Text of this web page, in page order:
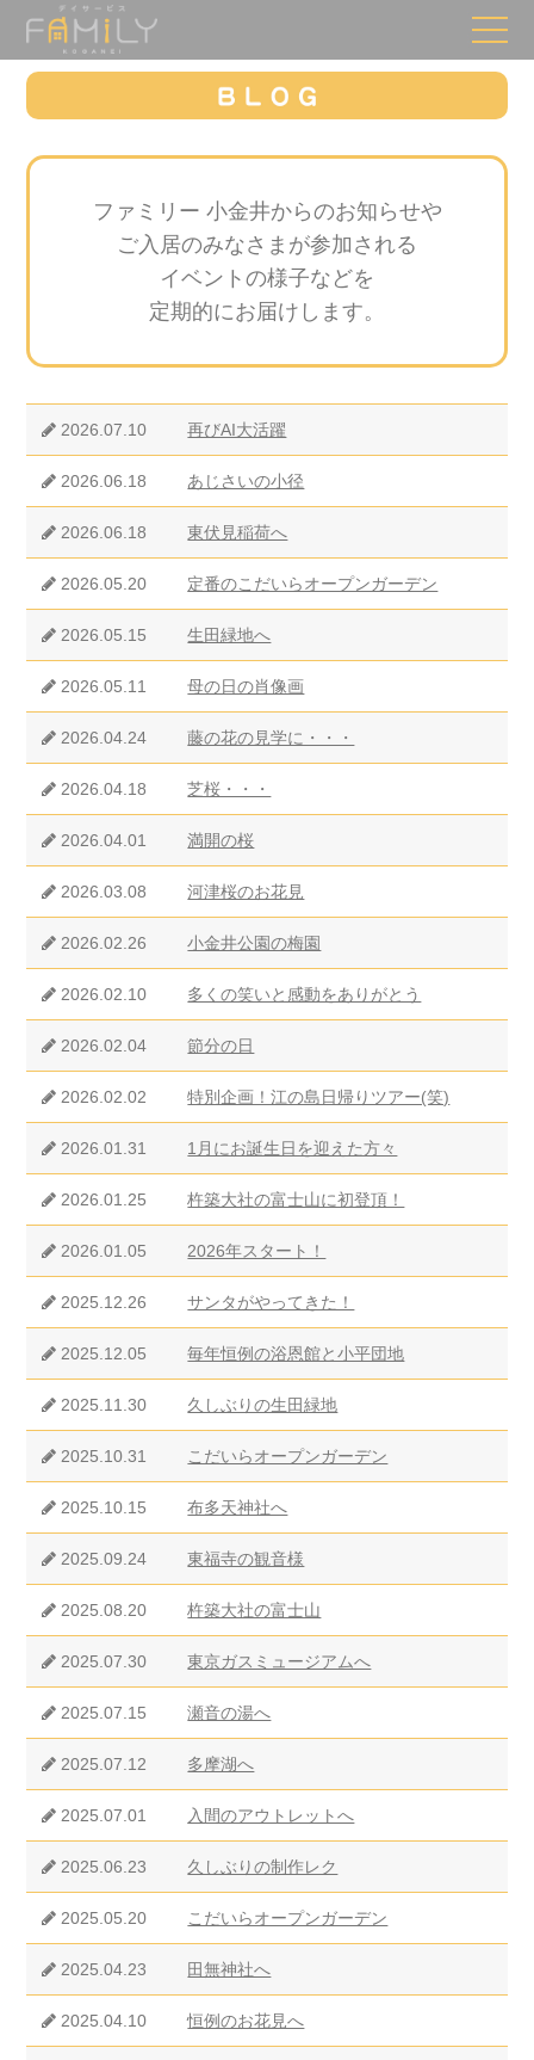
ファミリー 小金井からのお知らせや
ご入居のみなさまが参加される
イベントの様子などを
定期的にお届けします。
2026.07.10 再びAI大活躍
2026.06.18 あじさいの小径
2026.06.18 東伏見稲荷へ
2026.05.20 定番のこだいらオープンガーデン
2026.05.15 生田緑地へ
2026.05.11 母の日の肖像画
2026.04.24 藤の花の見学に・・・
2026.04.18 芝桜・・・
2026.04.01 満開の桜
2026.03.08 河津桜のお花見
2026.02.26 小金井公園の梅園
2026.02.10 多くの笑いと感動をありがとう
2026.02.04 節分の日
2026.02.02 特別企画！江の島日帰りツアー(笑)
2026.01.31 1月にお誕生日を迎えた方々
2026.01.25 杵築大社の富士山に初登頂！
2026.01.05 2026年スタート！
2025.12.26 サンタがやってきた！
2025.12.05 毎年恒例の浴恩館と小平団地
2025.11.30 久しぶりの生田緑地
2025.10.31 こだいらオープンガーデン
2025.10.15 布多天神社へ
2025.09.24 東福寺の観音様
2025.08.20 杵築大社の富士山
2025.07.30 東京ガスミュージアムへ
2025.07.15 瀬音の湯へ
2025.07.12 多摩湖へ
2025.07.01 入間のアウトレットへ
2025.06.23 久しぶりの制作レク
2025.05.20 こだいらオープンガーデン
2025.04.23 田無神社へ
2025.04.10 恒例のお花見へ